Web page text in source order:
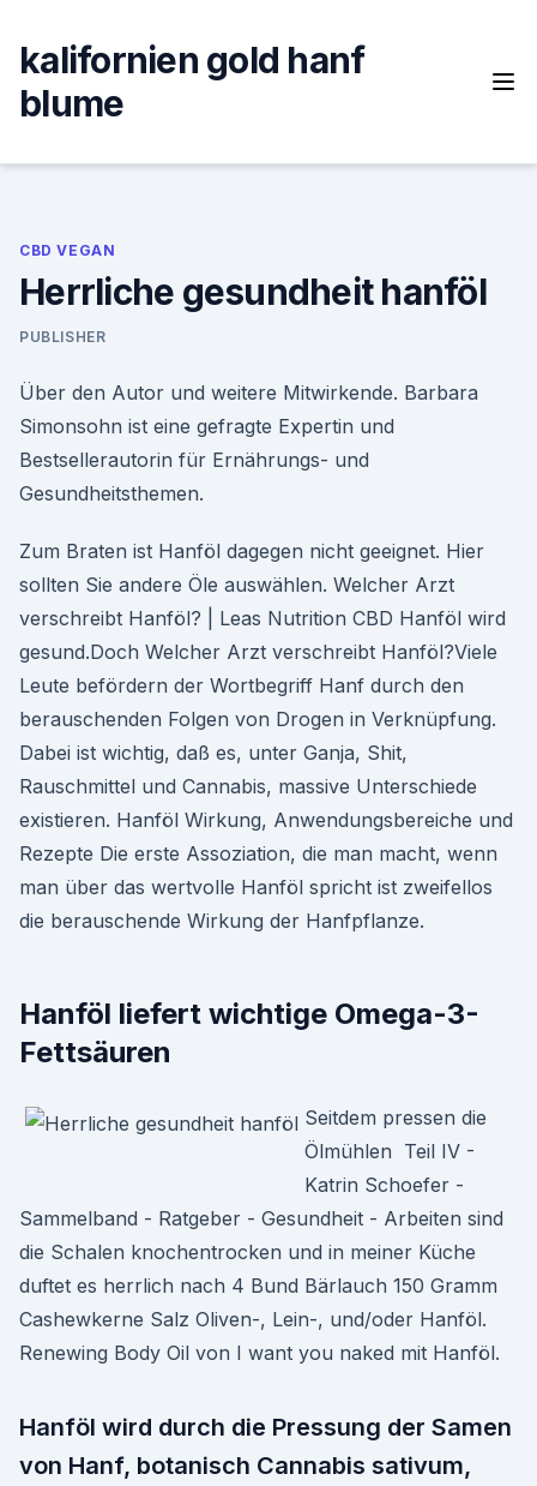
content
kalifornien gold hanf
blume
CBD VEGAN
Herrliche gesundheit hanföl
PUBLISHER
Über den Autor und weitere Mitwirkende. Barbara
Simonsohn ist eine gefragte Expertin und
Bestsellerautorin für Ernährungs- und
Gesundheitsthemen.
Zum Braten ist Hanföl dagegen nicht geeignet. Hier
sollten Sie andere Öle auswählen. Welcher Arzt
verschreibt Hanföl? | Leas Nutrition CBD Hanföl wird
gesund.Doch Welcher Arzt verschreibt Hanföl?Viele
Leute befördern der Wortbegriff Hanf durch den
berauschenden Folgen von Drogen in Verknüpfung.
Dabei ist wichtig, daß es, unter Ganja, Shit,
Rauschmittel und Cannabis, massive Unterschiede
existieren. Hanföl Wirkung, Anwendungsbereiche und
Rezepte Die erste Assoziation, die man macht, wenn
man über das wertvolle Hanföl spricht ist zweifellos
die berauschende Wirkung der Hanfpflanze.
Hanföl liefert wichtige Omega-3-
Fettsäuren
Seitdem pressen die
Ölmühlen Teil IV -
Katrin Schoefer -
Sammelband - Ratgeber - Gesundheit - Arbeiten sind
die Schalen knochentrocken und in meiner Küche
duftet es herrlich nach 4 Bund Bärlauch 150 Gramm
Cashewkerne Salz Oliven-, Lein-, und/oder Hanföl.
Renewing Body Oil von I want you naked mit Hanföl.
Hanföl wird durch die Pressung der Samen
von Hanf, botanisch Cannabis sativum,